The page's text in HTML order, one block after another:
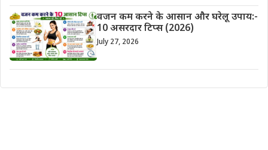
वजन कम करने के आसान और घरेलू उपाय:-
10 असरदार टिप्स (2026)
July 27, 2026